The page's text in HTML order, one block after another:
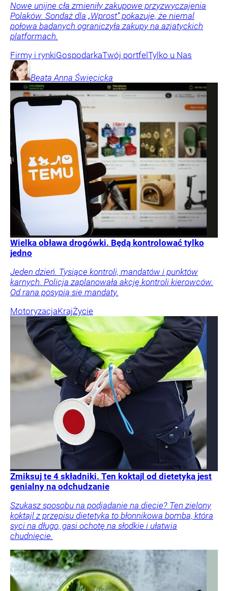
Nowe unijne cła zmieniły zakupowe przyzwyczajenia
Polaków. Sondaż dla „Wprost” pokazuje, że niemal
połowa badanych ograniczyła zakupy na azjatyckich
platformach.
Firmy i rynkiGospodarkaTwój portfel Tylko u Nas
Beata Anna Święcicka
Wielka obława drogówki. Będą kontrolować tylko
jedno
Jeden dzień. Tysiące kontroli, mandatów i punktów
karnych. Policja zaplanowała akcję kontroli kierowców.
Od rana posypią się mandaty.
MotoryzacjaKrajŻycie
Zmiksuj te 4 składniki. Ten koktajl od dietetyka jest
genialny na odchudzanie
Szukasz sposobu na podjadanie na diecie? Ten zielony
koktajl z przepisu dietetyka to błonnikowa bomba, która
syci na długo, gasi ochotę na słodkie i ułatwia
chudnięcie.